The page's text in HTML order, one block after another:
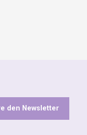
den Newsletter